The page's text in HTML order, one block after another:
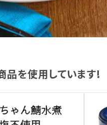
品を使用しています!